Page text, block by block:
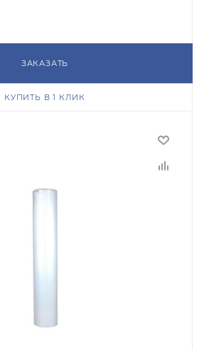
ЗАКАЗАТЬ
КУПИТЬ В 1 КЛИК